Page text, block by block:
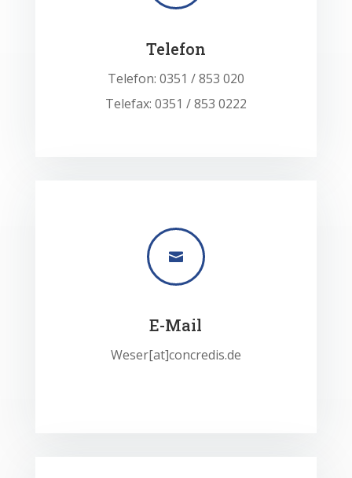
Telefon
Telefon: 0351 / 853 020
Telefax: 0351 / 853 0222

E-Mail
Weser[at]concredis.de